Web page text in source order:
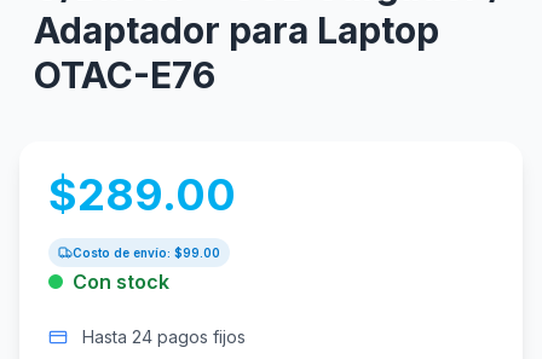
Adaptador para Laptop
OTAC-E76
$289.00
Costo de envío: $99.00
Con stock
Hasta 24 pagos fijos